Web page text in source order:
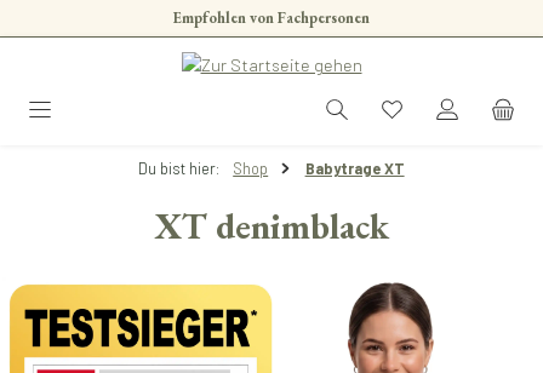
Zum Hauptinhalt springenEmpfohlen von Fachpersonen
Du bist hier: Shop Babytrage XT
XT denimblack
Bildergalerie überspringen